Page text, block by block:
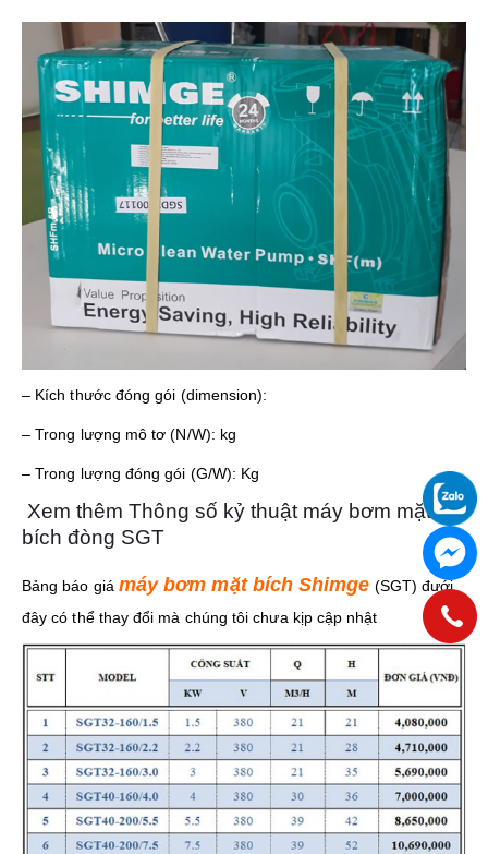
– Kích thước đóng gói (dimension):
– Trong lượng mô tơ (N/W): kg
– Trong lượng đóng gói (G/W): Kg
Xem thêm Thông số kỷ thuật máy bơm mặt
bích đòng SGT
Bảng báo giá máy bơm mặt bích Shimge (SGT) đưới
đây có thể thay đổi mà chúng tôi chưa kịp cập nhật